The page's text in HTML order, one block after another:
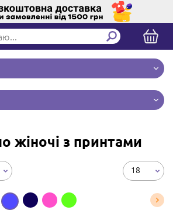
жіночі з принтами
18